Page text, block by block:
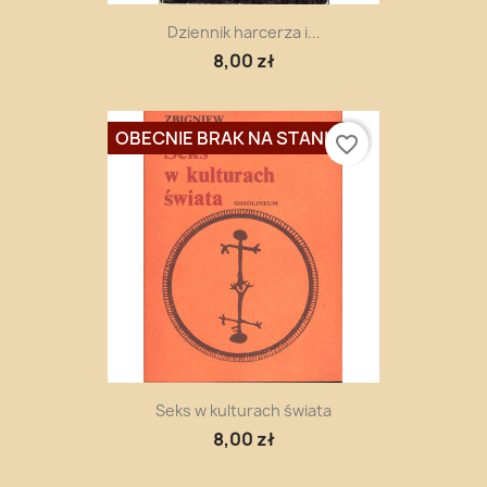
Dziennik harcerza i...
8,00 zł
Seks w kulturach świata
8,00 zł
OBECNIE BRAK NA STANIEfavorite_border